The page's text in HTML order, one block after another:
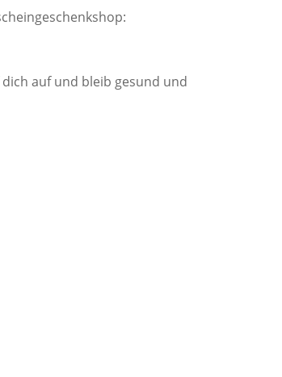
auf und bleib gesund und